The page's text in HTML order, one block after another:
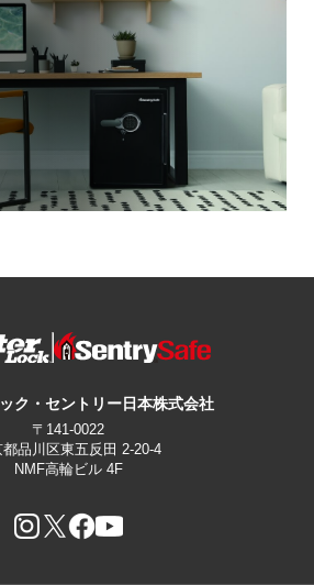
ク・セントリー日本株式会社
〒141-0022
都品川区東五反田 2-20-4
NMF高輪ビル 4F